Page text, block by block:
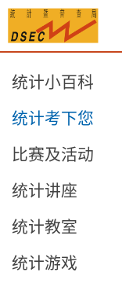
统计小百科
统计考下您
比赛及活动
统计讲座
统计教室
统计游戏